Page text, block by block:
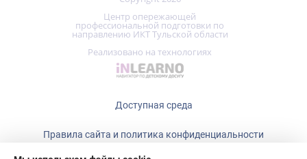
профессиональной подготовки по
направлению ИКТ Тульской области
Реализовано на технологиях
Правила сайта и политика конфиденциальности
465-15-80
Мы используем файлы cookie.